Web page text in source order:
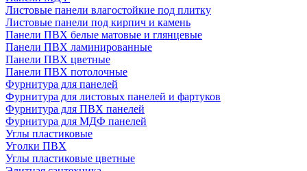
Листовые панели влагостойкие под плитку
Листовые панели под кирпич и камень
Панели ПВХ белые матовые и глянцевые
Панели ПВХ ламинированные
Панели ПВХ цветные
Панели ПВХ потолочные
Фурнитура для панелей
Фурнитура для листовых панелей и фартуков
Фурнитура для ПВХ панелей
Фурнитура для МДФ панелей
Углы пластиковые
Уголки ПВХ
Углы пластиковые цветные